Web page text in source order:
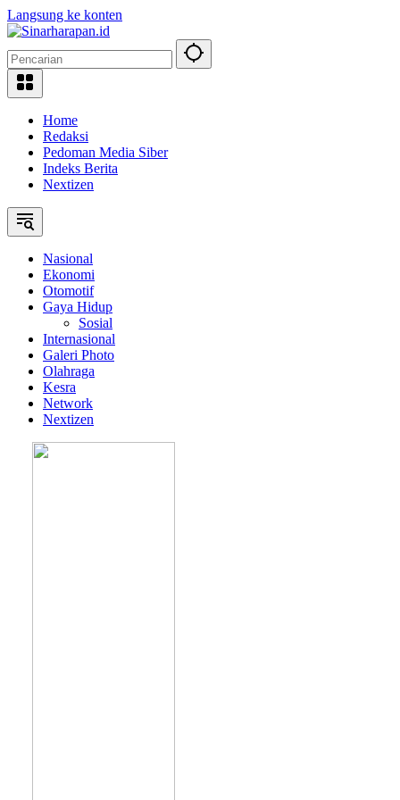
Langsung ke konten
Home
Redaksi
Pedoman Media Siber
Indeks Berita
Nextizen
Nasional
Ekonomi
Otomotif
Gaya Hidup
Sosial
Internasional
Galeri Photo
Olahraga
Kesra
Network
Nextizen